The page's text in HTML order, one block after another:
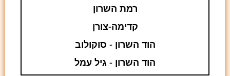
רמת השרון
קדימה-צורן
הוד השרון - סוקולוב
הוד השרון - גיל עמל